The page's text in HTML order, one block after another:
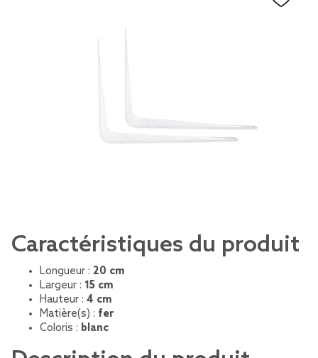
Caractéristiques du produit
Longueur : 20 cm
Largeur : 15 cm
Hauteur : 4 cm
Matière(s) : fer
Coloris : blanc